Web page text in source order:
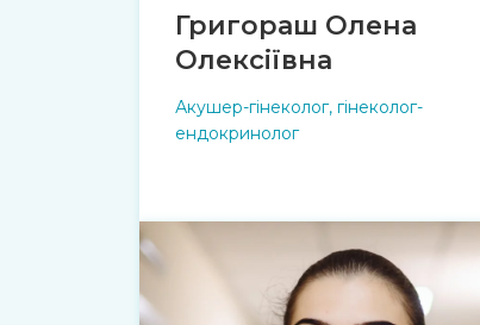
Григораш Олена
Олексіївна
Акушер-гінеколог, гінеколог-
ендокринолог